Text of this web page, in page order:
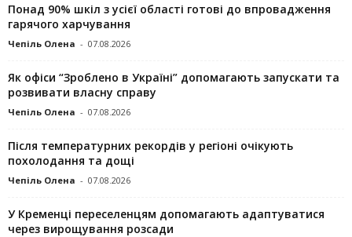
Понад 90% шкіл з усієї області готові до впровадження
гарячого харчування
Чепіль Олена - 07.08.2026
Як офіси “Зроблено в Україні” допомагають запускaти та
розвивати власну справу
Чепіль Олена - 07.08.2026
Після температурних рекордів у регіоні очікують
похолодання та дощі
Чепіль Олена - 07.08.2026
У Кременці переселенцям допомагають адаптуватися
через вирощування розсади